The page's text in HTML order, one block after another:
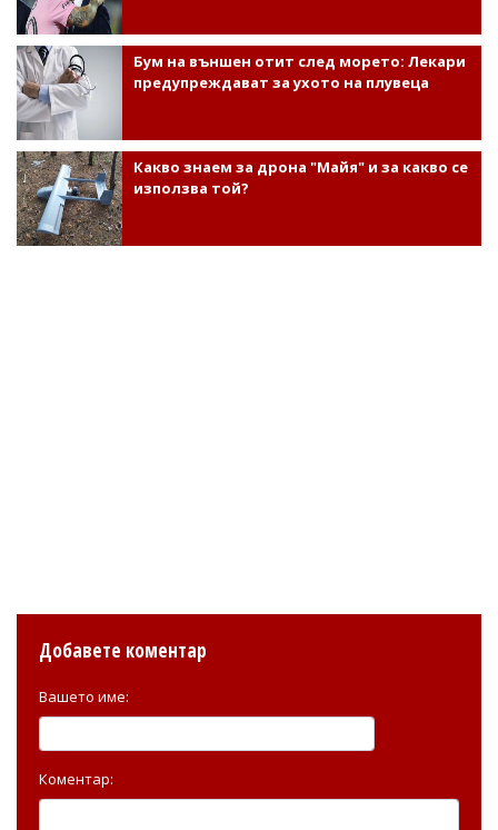
Бум на външен отит след морето: Лекари
предупреждават за ухото на плувеца
Какво знаем за дрона "Майя" и за какво се
използва той?
Добавете коментар
Вашето име:
Коментар: